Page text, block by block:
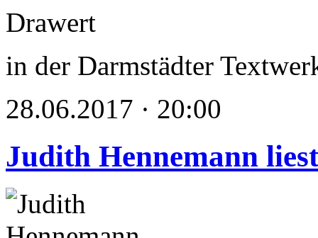
in der Darmstädter
28.06.2017 · 20:00
Judith Hennemann liest